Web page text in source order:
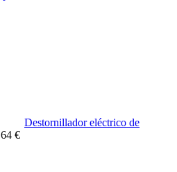
Destornillador eléctrico de
€